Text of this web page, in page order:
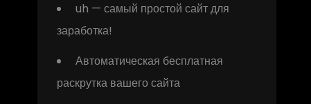
uh — самый простой сайт для
заработка!
Автоматическая бесплатная
раскрутка вашего сайта